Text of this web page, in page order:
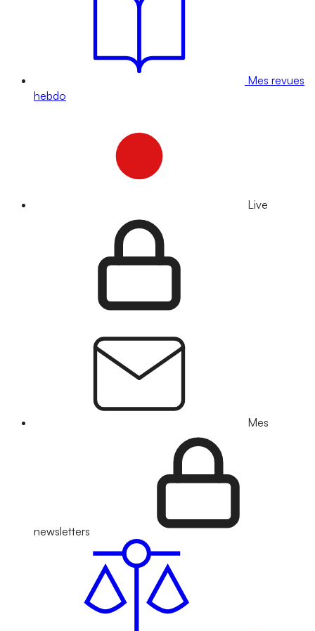
Mes revues
hebdo
Live
Mes
newsletters